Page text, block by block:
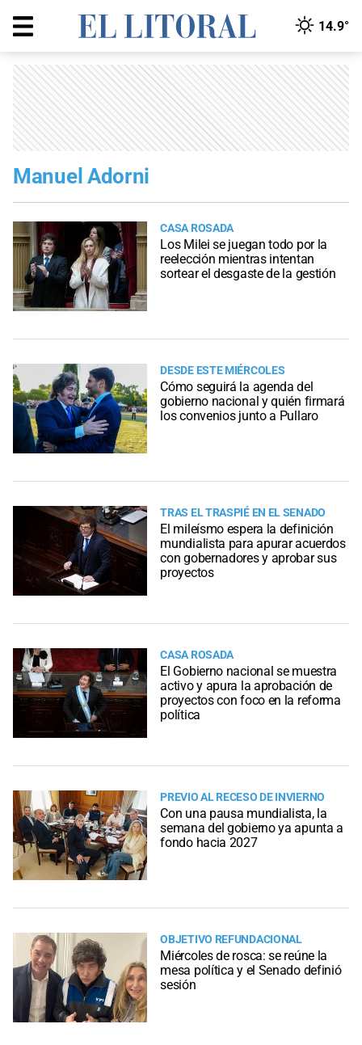
14.9°
Manuel Adorni
CASA ROSADA
Los Milei se juegan todo por la
reelección mientras intentan
sortear el desgaste de la gestión
DESDE ESTE MIÉRCOLES
Cómo seguirá la agenda del
gobierno nacional y quién firmará
los convenios junto a Pullaro
TRAS EL TRASPIÉ EN EL SENADO
El mileísmo espera la definición
mundialista para apurar acuerdos
con gobernadores y aprobar sus
proyectos
CASA ROSADA
El Gobierno nacional se muestra
activo y apura la aprobación de
proyectos con foco en la reforma
política
PREVIO AL RECESO DE INVIERNO
Con una pausa mundialista, la
semana del gobierno ya apunta a
fondo hacia 2027
OBJETIVO REFUNDACIONAL
Miércoles de rosca: se reúne la
mesa política y el Senado definió
sesión